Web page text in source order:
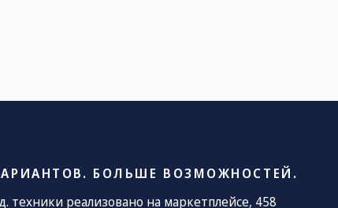
БОЛЬШЕ ВОЗМОЖНОСТЕЙ.
техники реализовано на маркетплейсе, 458